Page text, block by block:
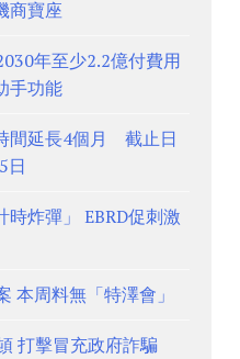
商寶座
年至少2.2億付費用
手功能
間延長4個月 截止日
日
時炸彈」 EBRD促刺激
本周料無「特澤會」
打擊冒充政府詐騙